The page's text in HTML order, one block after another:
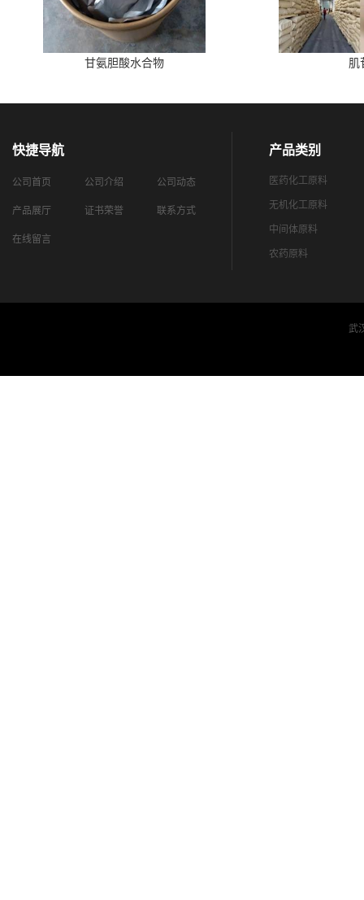
甘氨胆酸水合物 肌
快捷导航
公司首页 公司介绍 公司动态
产品展厅 证书荣誉 联系方式
在线留言
产品类别
医药化工原料
无机化工原料
中间体原料
农药原料
武